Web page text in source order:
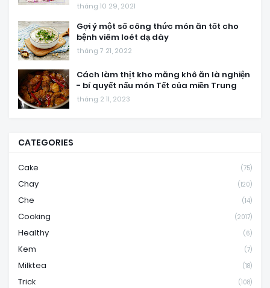
tháng 10 29, 2021
Gợi ý một số công thức món ăn tốt cho
bệnh viêm loét dạ dày
tháng 7 21, 2022
Cách làm thịt kho măng khô ăn là nghiện
- bí quyết nấu món Tết của miền Trung
tháng 2 11, 2023
CATEGORIES
Cake (75)
Chay (120)
Che (14)
Cooking (2017)
Healthy (6)
Kem (7)
Milktea (18)
Trick (108)